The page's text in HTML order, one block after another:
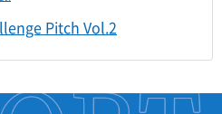
Pitch Vol.2